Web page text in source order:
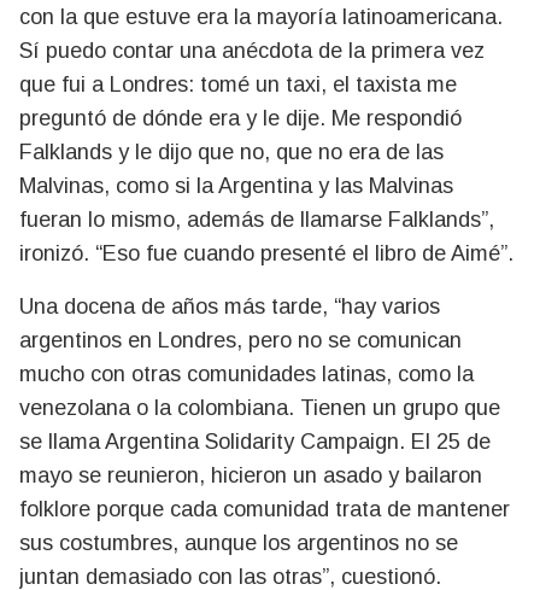
con la que estuve era la mayoría latinoamericana.
Sí puedo contar una anécdota de la primera vez
que fui a Londres: tomé un taxi, el taxista me
preguntó de dónde era y le dije. Me respondió
Falklands y le dijo que no, que no era de las
Malvinas, como si la Argentina y las Malvinas
fueran lo mismo, además de llamarse Falklands”,
ironizó. “Eso fue cuando presenté el libro de Aimé”.
Una docena de años más tarde, “hay varios
argentinos en Londres, pero no se comunican
mucho con otras comunidades latinas, como la
venezolana o la colombiana. Tienen un grupo que
se llama Argentina Solidarity Campaign. El 25 de
mayo se reunieron, hicieron un asado y bailaron
folklore porque cada comunidad trata de mantener
sus costumbres, aunque los argentinos no se
juntan demasiado con las otras”, cuestionó.